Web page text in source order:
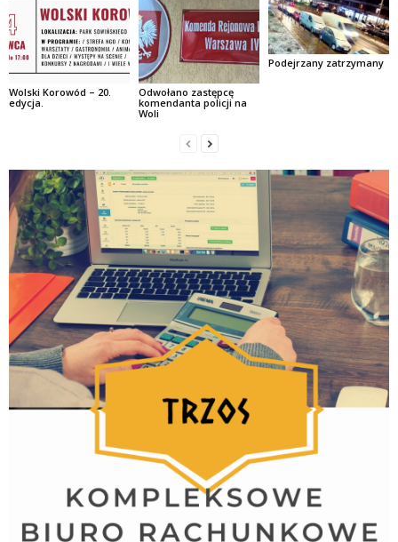
Wolski Korowód – 20.
edycja.
Odwołano zastępcę
komendanta policji na
Woli
Podejrzany zatrzymany